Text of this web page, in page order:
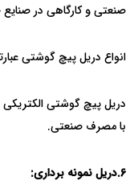
صنعتی و کارگاهی در
انواع دریل پیچ گوشتی
دریل پیچ گوشتی
با مصرف صنعتی.
6.دریل نمونه برداری: